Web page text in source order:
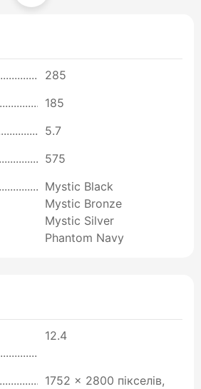
285
185
5.7
575
Mystic Black
Mystic Bronze
Mystic Silver
Phantom Navy
12.4
1752 x 2800 пікселів,